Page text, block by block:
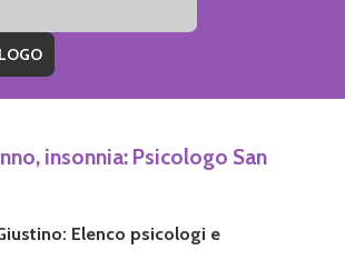
insonnia: Psicologo San
Elenco psicologi e